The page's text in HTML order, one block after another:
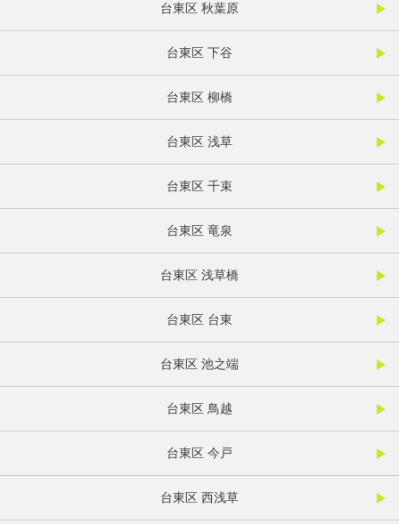
台東区 秋葉原
台東区 下谷
台東区 柳橋
台東区 浅草
台東区 千束
台東区 竜泉
台東区 浅草橋
台東区 台東
台東区 池之端
台東区 鳥越
台東区 今戸
台東区 西浅草